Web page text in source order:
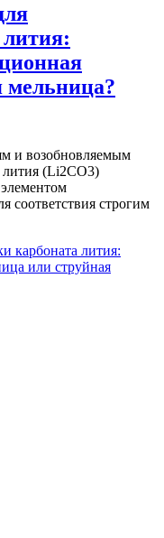
лития:
мельница?
и возобновляемым
лития (Li2CO3)
соответствия строгим
карбоната лития:
или струйная